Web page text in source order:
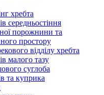
хребта
середньостіння
порожнини та
простору
відділу хребта
малого тазу
суглоба
та куприка